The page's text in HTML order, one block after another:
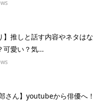
】推しと話す内容やネタはな
可愛い？気...
さん】youtubeから俳優へ！